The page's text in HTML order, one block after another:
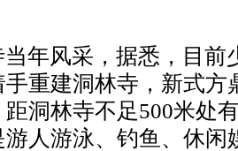
年风采，据悉，目前
重建洞林寺，新式方
洞林寺不足500米处
人游泳、钓鱼、休闲